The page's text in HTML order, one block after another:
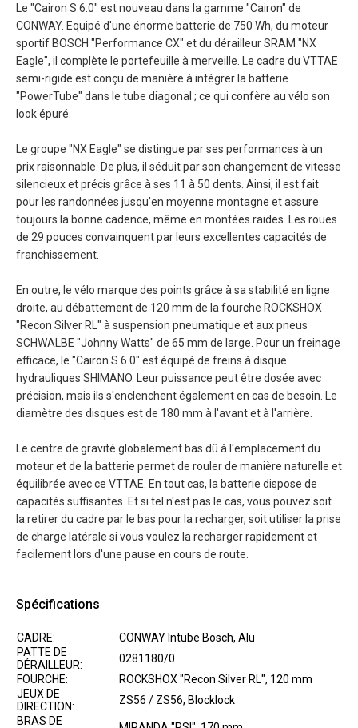
Le "Cairon S 6.0" est nouveau dans la gamme "Cairon" de
CONWAY. Equipé d'une énorme batterie de 750 Wh, du moteur
sportif BOSCH "Performance CX" et du dérailleur SRAM "NX
Eagle", il complète le portefeuille à merveille. Le cadre du VTTAE
semi-rigide est conçu de manière à intégrer la batterie
"PowerTube" dans le tube diagonal ; ce qui confère au vélo son
look épuré.
Le groupe "NX Eagle" se distingue par ses performances à un
prix raisonnable. De plus, il séduit par son changement de vitesse
silencieux et précis grâce à ses 11 à 50 dents. Ainsi, il est fait
pour les randonnées jusqu’en moyenne montagne et assure
toujours la bonne cadence, même en montées raides. Les roues
de 29 pouces convainquent par leurs excellentes capacités de
franchissement.
En outre, le vélo marque des points grâce à sa stabilité en ligne
droite, au débattement de 120 mm de la fourche ROCKSHOX
"Recon Silver RL" à suspension pneumatique et aux pneus
SCHWALBE "Johnny Watts" de 65 mm de large. Pour un freinage
efficace, le "Cairon S 6.0" est équipé de freins à disque
hydrauliques SHIMANO. Leur puissance peut être dosée avec
précision, mais ils s'enclenchent également en cas de besoin. Le
diamètre des disques est de 180 mm à l'avant et à l'arrière.
Le centre de gravité globalement bas dû à l'emplacement du
moteur et de la batterie permet de rouler de manière naturelle et
équilibrée avec ce VTTAE. En tout cas, la batterie dispose de
capacités suffisantes. Et si tel n'est pas le cas, vous pouvez soit
la retirer du cadre par le bas pour la recharger, soit utiliser la prise
de charge latérale si vous voulez la recharger rapidement et
facilement lors d'une pause en cours de route.
Spécifications
CADRE:
CONWAY Intube Bosch, Alu
PATTE DE
DÉRAILLEUR:
0281180/0
FOURCHE:
ROCKSHOX "Recon Silver RL", 120 mm
JEUX DE
DIRECTION:
ZS56 / ZS56, Blocklock
BRAS DE